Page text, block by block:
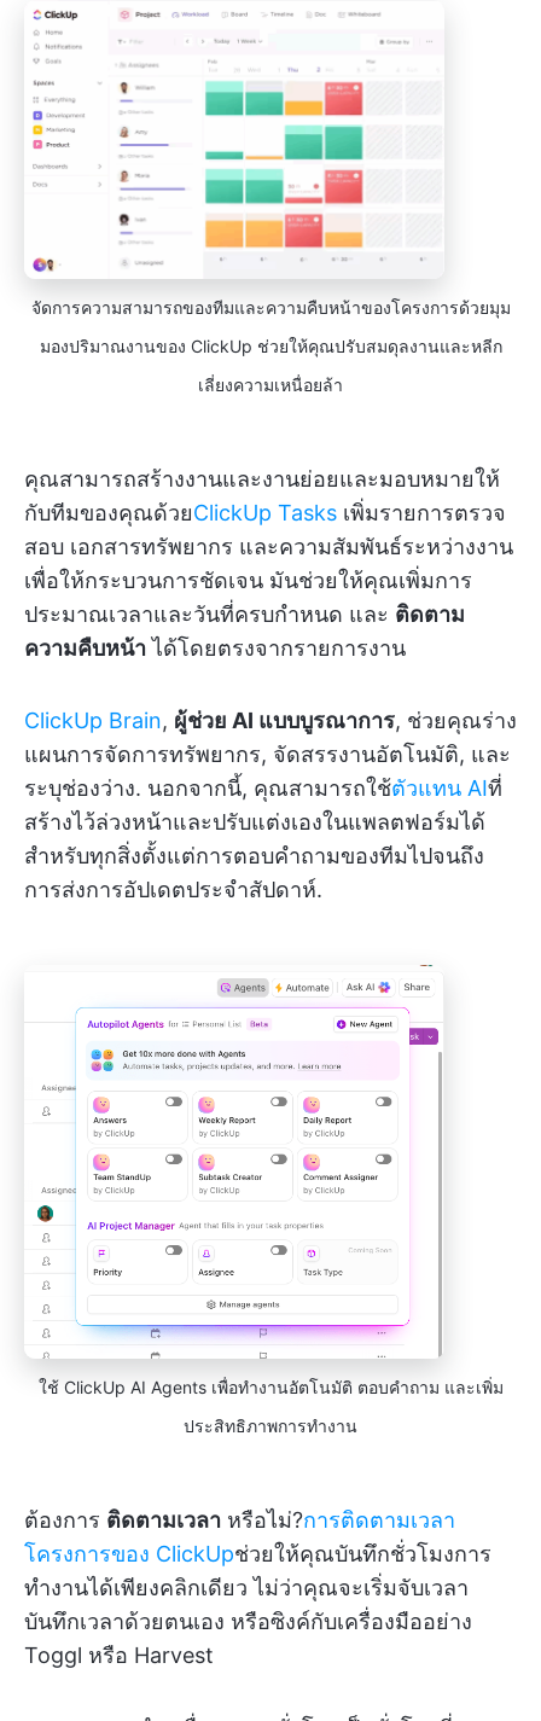
จัดการความสามารถของทีมและความคืบหน้าของโครงการด้วยมุม
มองปริมาณงานของ ClickUp ช่วยให้คุณปรับสมดุลงานและหลีก
เลี่ยงความเหนื่อยล้า
คุณสามารถสร้างงานและงานย่อยและมอบหมายให้
กับทีมของคุณด้วยClickUp Tasks เพิ่มรายการตรวจ
สอบ เอกสารทรัพยากร และความสัมพันธ์ระหว่างงาน
เพื่อให้กระบวนการชัดเจน มันช่วยให้คุณเพิ่มการ
ประมาณเวลาและวันที่ครบกำหนด และ ติดตาม
ความคืบหน้าได้โดยตรงจากรายการงาน
ClickUp Brain, ผู้ช่วย AI แบบบูรณาการ, ช่วยคุณร่าง
แผนการจัดการทรัพยากร, จัดสรรงานอัตโนมัติ, และ
ระบุช่องว่าง. นอกจากนี้, คุณสามารถใช้ตัวแทน AIที่
สร้างไว้ล่วงหน้าและปรับแต่งเองในแพลตฟอร์มได้
สำหรับทุกสิ่งตั้งแต่การตอบคำถามของทีมไปจนถึง
การส่งการอัปเดตประจำสัปดาห์.
ใช้ ClickUp AI Agents เพื่อทำงานอัตโนมัติ ตอบคำถาม และเพิ่ม
ประสิทธิภาพการทำงาน
ต้องการ ติดตามเวลา หรือไม่?การติดตามเวลา
โครงการของ ClickUpช่วยให้คุณบันทึกชั่วโมงการ
ทำงานได้เพียงคลิกเดียว ไม่ว่าคุณจะเริ่มจับเวลา
บันทึกเวลาด้วยตนเอง หรือซิงค์กับเครื่องมืออย่าง
Toggl หรือ Harvest